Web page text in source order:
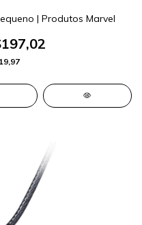
| Produtos Marvel